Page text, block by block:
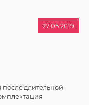
27.05.2019
после длительной